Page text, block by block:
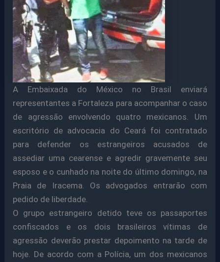
A Embaixada do México no Brasil enviará
representantes a Fortaleza para acompanhar o caso
de agressão envolvendo quatro mexicanos. Um
escritório de advocacia do Ceará foi contratado
para defender os estrangeiros acusados de
assediar uma cearense e agredir gravemente seu
esposo e o cunhado na noite do último domingo, na
Praia de Iracema. Os advogados entrarão com
pedido de liberdade.
O grupo estrangeiro detido teve os passaportes
confiscados e os dois brasileiros vítimas de
agressão deverão prestar depoimento na tarde de
hoje. De acordo com a Polícia, um dos mexicanos